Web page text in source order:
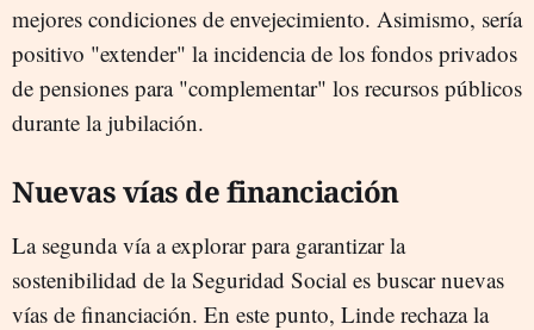
mejores condiciones de envejecimiento. Asimismo, sería
positivo "extender" la incidencia de los fondos privados
de pensiones para "complementar" los recursos públicos
durante la jubilación.
Nuevas vías de financiación
La segunda vía a explorar para garantizar la
sostenibilidad de la Seguridad Social es buscar nuevas
vías de financiación. En este punto, Linde rechaza la